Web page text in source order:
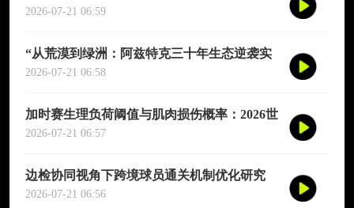
演图谱》
2026-07-21 06:59
“从荒漠到绿洲：阿兹特克三十年生态逆袭实
录”
2026-07-21 06:58
加时赛生理负荷阈值与肌肉损伤概率：2026世
界杯多维度预测模型
2026-07-21 06:57
边检协同视角下跨境球员通关机制优化研究
——以2026年联合世界杯为场景
2026-07-21 06:56